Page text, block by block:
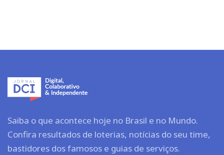
Saiba o que acontece hoje no Brasil e no Mundo.
Confira resultados de loterias, notícias do seu time,
bastidores dos famosos e guias de serviços.